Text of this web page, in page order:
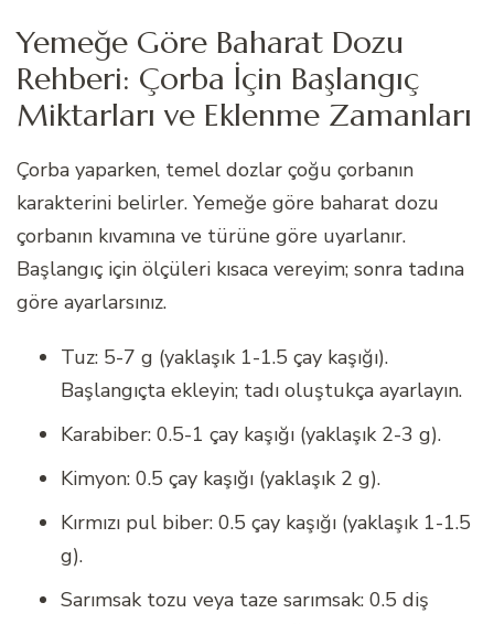
Yemeğe Göre Baharat Dozu
Rehberi: Çorba İçin Başlangıç
Miktarları ve Eklenme Zamanları
Çorba yaparken, temel dozlar çoğu çorbanın
karakterini belirler. Yemeğe göre baharat dozu
çorbanın kıvamına ve türüne göre uyarlanır.
Başlangıç için ölçüleri kısaca vereyim; sonra tadına
göre ayarlarsınız.
Tuz: 5-7 g (yaklaşık 1-1.5 çay kaşığı).
Başlangıçta ekleyin; tadı oluştukça ayarlayın.
Karabiber: 0.5-1 çay kaşığı (yaklaşık 2-3 g).
Kimyon: 0.5 çay kaşığı (yaklaşık 2 g).
Kırmızı pul biber: 0.5 çay kaşığı (yaklaşık 1-1.5
g).
Sarımsak tozu veya taze sarımsak: 0.5 diş